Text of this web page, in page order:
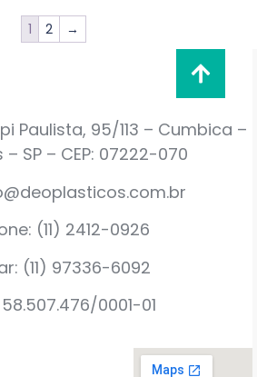
1 2 →
Paulista, 95/113 – Cumbica –
SP – CEP: 07222-070
(11) 2412-0926
(11) 97336-6092
58.507.476/0001-01